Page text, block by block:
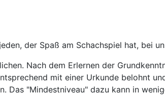
der Spaß am Schachspiel hat, bei
Nach dem Erlernen der
mit einer Urkunde belohnt
Das "Mindestniveau" dazu kann in